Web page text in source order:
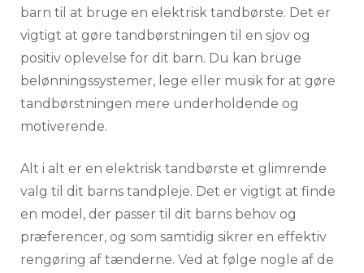
barn til at bruge en elektrisk tandbørste. Det er
vigtigt at gøre tandbørstningen til en sjov og
positiv oplevelse for dit barn. Du kan bruge
belønningssystemer, lege eller musik for at gøre
tandbørstningen mere underholdende og
motiverende.
Alt i alt er en elektrisk tandbørste et glimrende
valg til dit barns tandpleje. Det er vigtigt at finde
en model, der passer til dit barns behov og
præferencer, og som samtidig sikrer en effektiv
rengøring af tænderne. Ved at følge nogle af de